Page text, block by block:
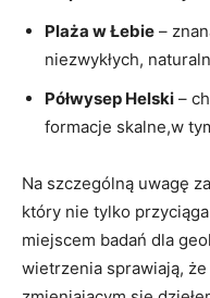
Plaża w Łebie –
niezwykłych,
Półwysep Helski –
formacje skalne,w
Na szczególną uwagę
który nie tylko
miejscem badań dla
wietrzenia sprawiają,